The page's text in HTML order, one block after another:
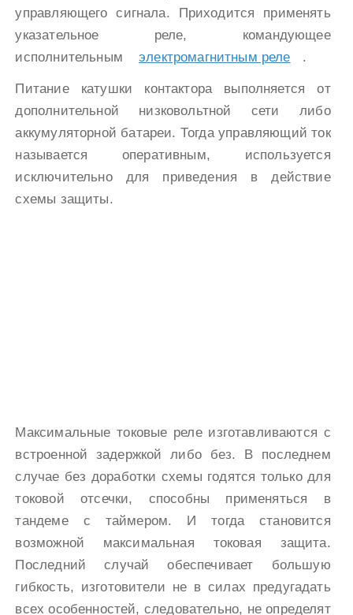
управляющего сигнала. Приходится применять
указательное реле, командующее
исполнительным
электромагнитным реле .
Питание катушки контактора выполняется от
дополнительной низковольтной сети либо
аккумуляторной батареи. Тогда управляющий ток
называется оперативным, используется
исключительно для приведения в действие
схемы защиты.
Максимальные токовые реле изготавливаются с
встроенной задержкой либо без. В последнем
случае без доработки схемы годятся только для
токовой отсечки, способны применяться в
тандеме с таймером. И тогда становится
возможной максимальная токовая защита.
Последний случай обеспечивает большую
гибкость, изготовители не в силах предугадать
всех особенностей, следовательно, не определят